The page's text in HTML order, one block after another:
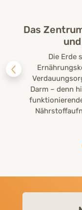
Das
Die Erde
Darm – denn